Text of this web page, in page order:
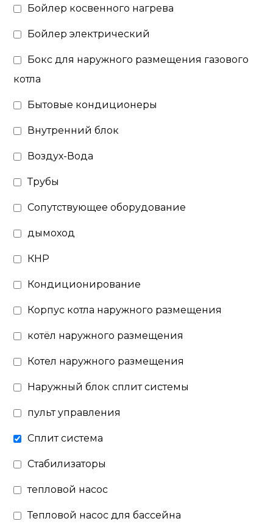
Бойлер косвенного нагрева
Бойлер электрический
Бокс для наружного размещения газового
котла
Бытовые кондиционеры
Внутренний блок
Воздух-Вода
Трубы
Сопутствующее оборудование
дымоход
КНР
Кондиционирование
Корпус котла наружного размещения
котёл наружного размещения
Котел наружного размещения
Наружный блок сплит системы
пульт управления
Сплит система
Стабилизаторы
тепловой насос
Тепловой насос для бассейна